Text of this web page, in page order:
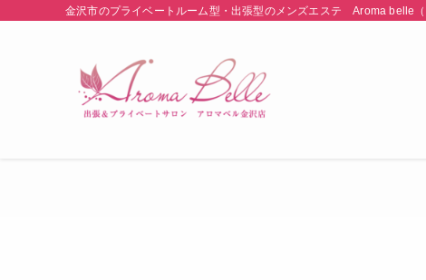
金沢市のプライベートルーム型・出張型のメンズエステ Aroma belle